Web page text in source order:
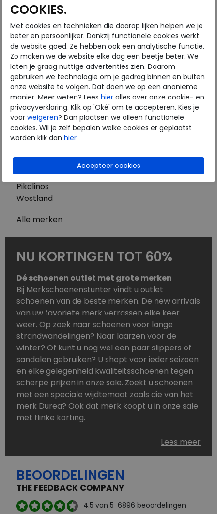
Gabor
Piedi Nudi
Pikolinos
Solidus
Think
Waldlaufer
Westland
Wolky
Herenschoenen
Australian
Birkenstock
Clarks
Mephisto
Pikolinos
Westland
Alle merken
NU KORTINGEN TOT 60%
Dé schoenen outlet met grote merken
Bij Merkschoenenstunter vindt u outlet
schoenen van de beste merken. De new arrivals
van uw favoriete merk verrassen elke keer
weer. Op zoek naar schoenen voor lange
strandwandelingen? Naar laarzen voor de
winter? Of kunt u nog wel een paar slippers of
sandalen gebruiken? U shopt voor ieder seizoen
en elke gelegenheid kwaliteitsschoenen tegen
scherpe prijzen in onze sale. Zoekt u schoenen
met een speciale wijdtemaat zoals die van het
merk Durea? Ook dat merk koopt u in onze sale
met flinke korting.
Schoenen heeft u nooit genoeg. Goedkope
schoenen, maar dus wel van topmerken,
aanbod is zo compleet dat u altijd wel een
passend paar vindt.
Welke schoenmerken vindt u in onze online
Lees meer
BEOORDELINGEN
THE FEEDBACK COMPANY
4.5 van 5 6896 beoordelingen
COOKIES.
Met cookies en technieken die daarop lijken helpen we je
beter en persoonlijker. Dankzij functionele cookies werkt
de website goed. Ze hebben ook een analytische functie.
Zo maken we de website elke dag een beetje beter. We
laten je graag nuttige advertenties zien. Daarom
gebruiken we technologie om je gedrag binnen en buiten
onze website te volgen. Dat doen we op een anonieme
manier. Meer weten? Lees hier alles over onze cookie- en
privacyverklaring. Klik op 'Oké' om te accepteren. Kies je
voor weigeren? Dan plaatsen we alleen functionele
cookies. Wil je zelf bepalen welke cookies er geplaatst
worden klik dan hier.